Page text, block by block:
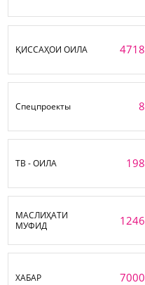
ҚИССАҲОИ ОИЛА 4718
Спецпроекты 8
ТВ - ОИЛА 198
МАСЛИҲАТИ
МУФИД
1246
ХАБАР 7000